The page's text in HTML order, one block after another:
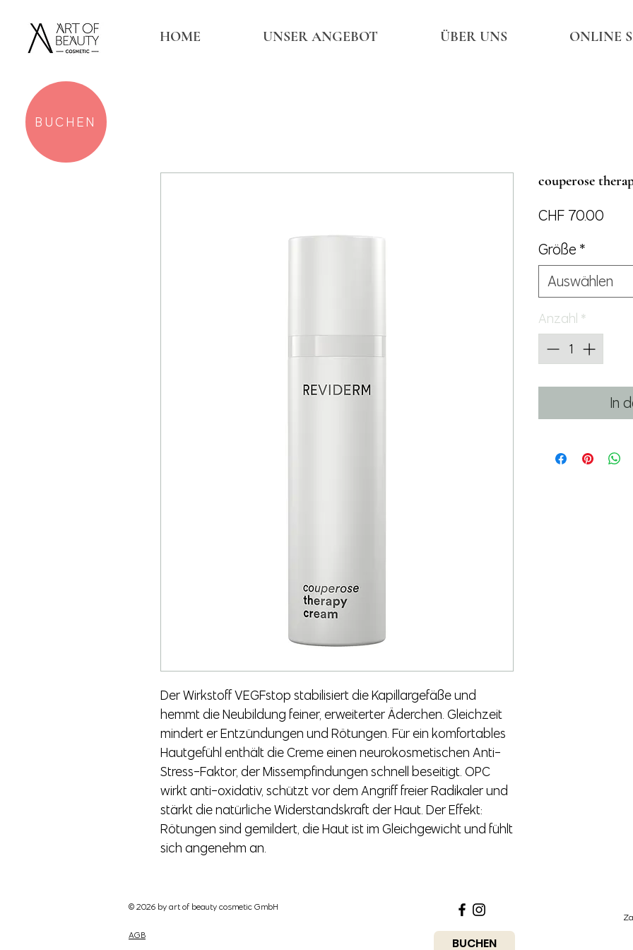
HOME UNSER ANGEBOT ÜBER UNS ONLINE
Der Wirkstoff VEGFstop stabilisiert die Kapillargefäße und
hemmt die Neubildung feiner, erweiterter Äderchen. Gleichzeit
mindert er Entzündungen und Rötungen. Für ein komfortables
Hautgefühl enthält die Creme einen neurokosmetischen Anti-
Stress-Faktor, der Missempfindungen schnell beseitigt. OPC
wirkt anti-oxidativ, schützt vor dem Angriff freier Radikaler und
stärkt die natürliche Widerstandskraft der Haut. Der Effekt:
Rötungen sind gemildert, die Haut ist im Gleichgewicht und fühlt
sich angenehm an.
couperose
CHF 70.00
Größe *
Auswählen
Anzahl *
In
BUCHEN
© 2026 by art of beauty cosmetic GmbH
AGB
BUCHEN